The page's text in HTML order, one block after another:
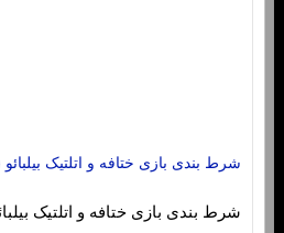
شرط بندی بازی ختافه و اتلتیک بیلبائو (لالیگا